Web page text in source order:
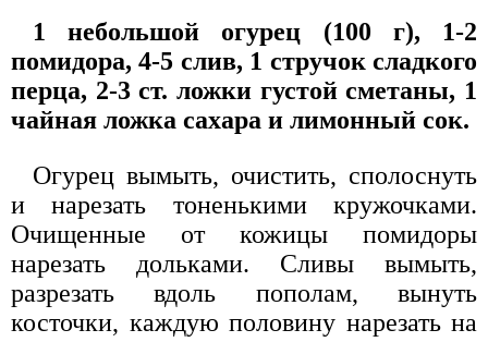
1 небольшой огурец (100 г), 1-2
помидора, 4-5 слив, 1 стручок сладкого
перца, 2-3 ст. ложки густой сметаны, 1
чайная ложка сахара и лимонный сок.
Огурец вымыть, очистить, сполоснуть
и нарезать тоненькими кружочками.
Очищенные от кожицы помидоры
нарезать дольками. Сливы вымыть,
разрезать вдоль пополам, вынуть
косточки, каждую половину нарезать на